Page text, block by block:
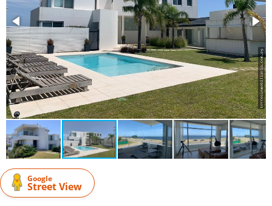
Google
Street View